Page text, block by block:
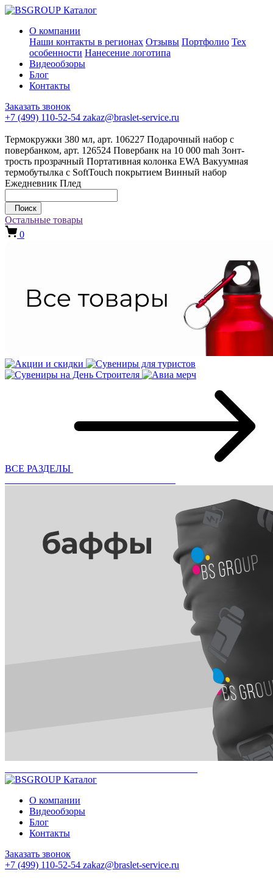
Каталог
О компании
Наши контакты в регионах Отзывы Портфолио Тех
особенности Нанесение логотипа
Видеообзоры
Блог
Контакты
Заказать звонок
+7 (499) 110-52-54 zakaz@braslet-service.ru
Термокружки 380 мл, арт. 106227 Подарочный набор с
повербанком, арт. 126524 Повербанк на 10 000 mah Зонт-
трость прозрачный Портативная колонка EWA Вакуумная
термобутылка с SoftTouch покрытием Винный набор
Ежедневник Плед
Поиск
Остальные товары
0
ВСЕ РАЗДЕЛЫ
Каталог
О компании
Видеообзоры
Блог
Контакты
Заказать звонок
+7 (499) 110-52-54 zakaz@braslet-service.ru